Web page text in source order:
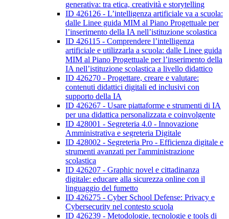
generativa: tra etica, creatività e storytelling
ID 426126 - L’intelligenza artificiale va a scuola:
dalle Linee guida MIM al Piano Progettuale per
l’inserimento della IA nell’istituzione scolastica
ID 426115 - Comprendere l’intelligenza
artificiale e utilizzarla a scuola: dalle Linee guida
MIM al Piano Progettuale per l’inserimento della
IA nell’istituzione scolastica a livello didattico
ID 426270 - Progettare, creare e valutare:
contenuti didattici digitali ed inclusivi con
supporto della IA
ID 426267 - Usare piattaforme e strumenti di IA
per una didattica personalizzata e coinvolgente
ID 428001 - Segreteria 4.0 - Innovazione
Amministrativa e segreteria Digitale
ID 428002 - Segreteria Pro - Efficienza digitale e
strumenti avanzati per l'amministrazione
scolastica
ID 426207 - Graphic novel e cittadinanza
digitale: educare alla sicurezza online con il
linguaggio del fumetto
ID 426275 - Cyber School Defense: Privacy e
Cybersecurity nel contesto scuola
ID 426239 - Metodologie, tecnologie e tools di